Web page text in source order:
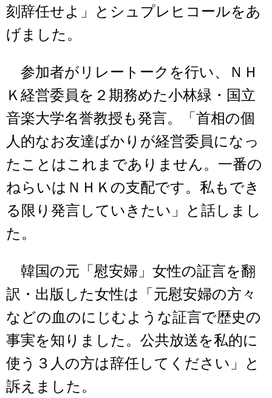
刻辞任せよ」とシュプレヒコールをあ
げました。
参加者がリレートークを行い、ＮＨ
Ｋ経営委員を２期務めた小林緑・国立
音楽大学名誉教授も発言。「首相の個
人的なお友達ばかりが経営委員になっ
たことはこれまでありません。一番の
ねらいはＮＨＫの支配です。私もでき
る限り発言していきたい」と話しまし
た。
韓国の元「慰安婦」女性の証言を翻
訳・出版した女性は「元慰安婦の方々
などの血のにじむような証言で歴史の
事実を知りました。公共放送を私的に
使う３人の方は辞任してください」と
訴えました。